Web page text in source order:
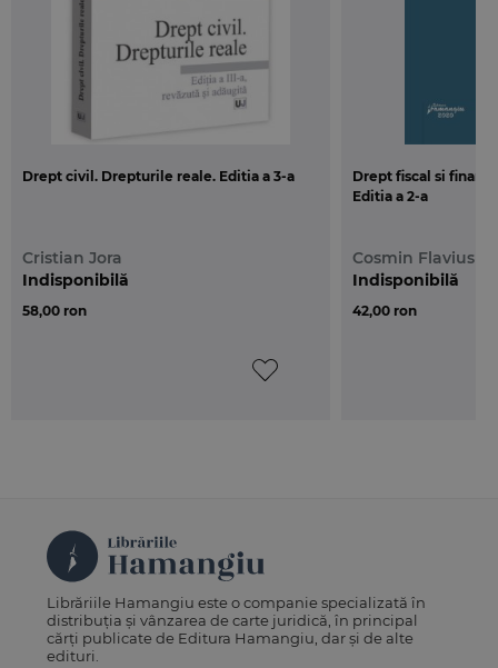
Drept civil. Drepturile reale. Editia a 3-a
Cristian Jora
58,00 ron
Indisponibilă
Drept fiscal si
Editia a 2-a
Cosmin Flavius
42,00 ron
Indisponibilă
Librăriile Hamangiu este o companie specializată în
distribuția și vânzarea de carte juridică, în principal
cărți publicate de Editura Hamangiu, dar și de alte
edituri.